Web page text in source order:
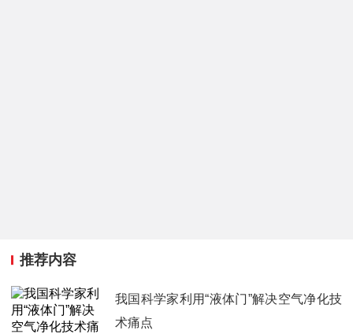
推荐内容
我国科学家利用“液体门”解决空气净化技
术痛点